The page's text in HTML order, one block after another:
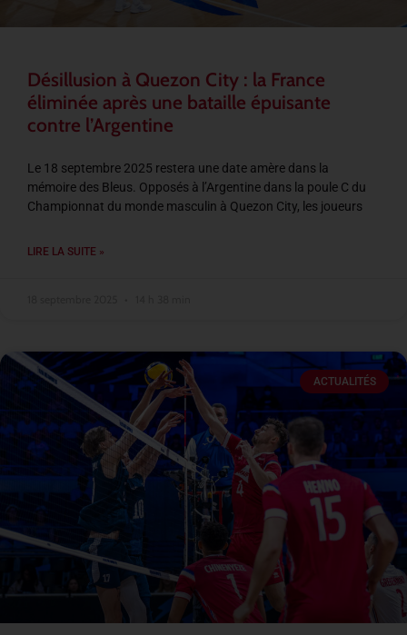
Désillusion à Quezon City : la France
éliminée après une bataille épuisante
contre l’Argentine
Le 18 septembre 2025 restera une date amère dans la
mémoire des Bleus. Opposés à l’Argentine dans la poule C du
Championnat du monde masculin à Quezon City, les joueurs
LIRE LA SUITE »
ACTUALITÉS